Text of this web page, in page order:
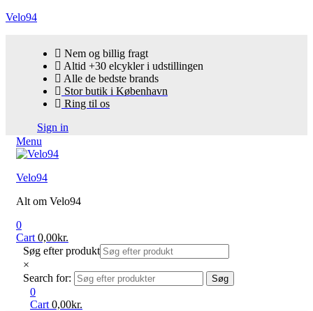
Velo94
Nem og billig fragt
Altid +30 elcykler i udstillingen
Alle de bedste brands
Stor butik i København
Ring til os
Sign in
Menu
Velo94
Alt om Velo94
0
Cart 0,00kr.
Søg efter produkt
×
Search for:
Søg
0
Cart 0,00kr.